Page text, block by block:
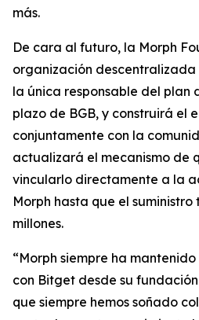
más.
De cara al futuro, la Morph
organización descentralizada
la única responsable del plan
plazo de BGB, y construirá el
conjuntamente con la
actualizará el mecanismo de
vincularlo directamente a la
Morph hasta que el
millones.
“Morph siempre ha
con Bitget desde su
que siempre hemos soñado